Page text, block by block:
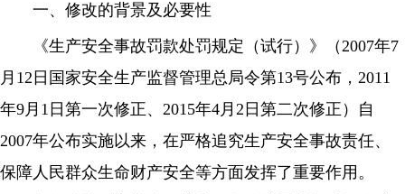
一、修改的背景及必要性
《生产安全事故罚款处罚规定（试行）》（2007年7
月12日国家安全生产监督管理总局令第13号公布，2011
年9月1日第一次修正、2015年4月2日第二次修正）自
2007年公布实施以来，在严格追究生产安全事故责任、
保障人民群众生命财产安全等方面发挥了重要作用。